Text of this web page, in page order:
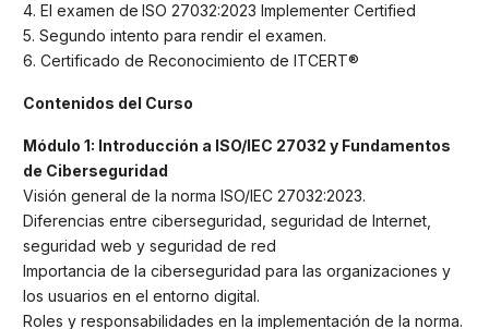
4. El examen de ISO 27032:2023 Implementer Certified
5. Segundo intento para rendir el examen.
6. Certificado de Reconocimiento de ITCERT®
Contenidos del Curso
Módulo 1: Introducción a ISO/IEC 27032 y Fundamentos
de Ciberseguridad
Visión general de la norma ISO/IEC 27032:2023.
Diferencias entre ciberseguridad, seguridad de Internet,
seguridad web y seguridad de red
Importancia de la ciberseguridad para las organizaciones y
los usuarios en el entorno digital.
Roles y responsabilidades en la implementación de la norma.